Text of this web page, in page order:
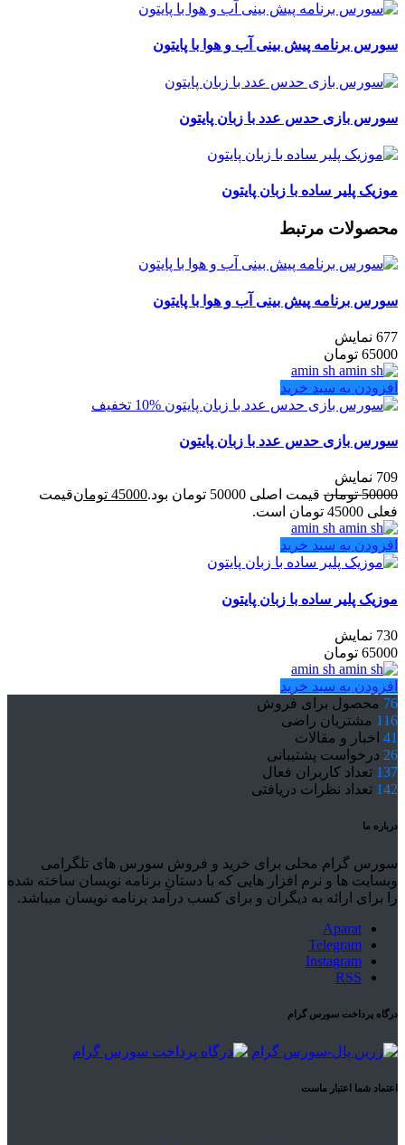
سورس برنامه پیش بینی آب و هوا با پایتون
سورس بازی حدس عدد با زبان پایتون
موزیک پلیر ساده با زبان پایتون
محصولات مرتبط
سورس برنامه پیش بینی آب و هوا با پایتون
677 نمایش
65000 تومان
افزودن به سبد خرید
10% تخفیف
سورس بازی حدس عدد با زبان پایتون
709 نمایش
50000 تومان قیمت اصلی 50000 تومان بود. 45000 تومانقیمت
فعلی 45000 تومان است.
افزودن به سبد خرید
موزیک پلیر ساده با زبان پایتون
730 نمایش
65000 تومان
افزودن به سبد خرید
76 محصول برای فروش
116 مشتریان راضی
41 اخبار و مقالات
26 درخواست پشتیبانی
137 تعداد کاربران فعال
142 تعداد نظرات دریافتی
درباره ما
سورس گرام محلی برای خرید و فروش سورس های تلگرامی
وبسایت ها و نرم افزار هایی که با دستان برنامه نویسان ساخته شده
را برای ارائه به دیگران و برای کسب درآمد برنامه نویسان میباشد.
Aparat
Telegram
Instagram
RSS
درگاه پرداخت سورس گرام
اعتماد شما اعتبار ماست